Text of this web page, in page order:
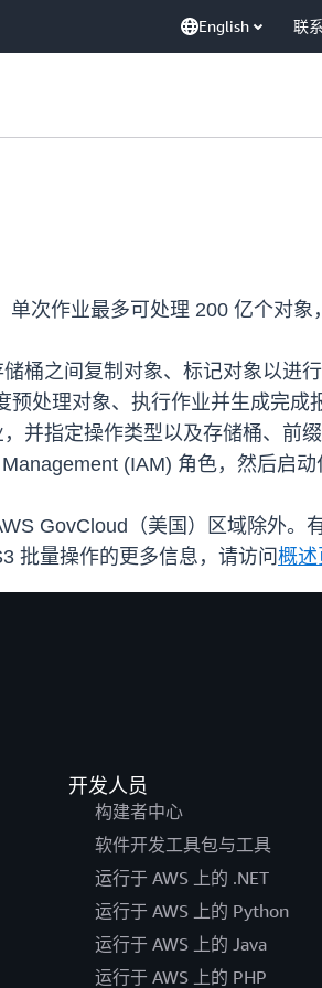
English 联
次作业最多可处理 200 亿个对象
桶之间复制对象、标记对象以进
处理对象、执行作业并生成完
并指定操作类型以及存储桶、前
(IAM) 角色，然后启动
GovCloud（美国）区域除外。
批量操作的更多信息，请访问 概述
开发人员
构建者中心
软件开发工具包与工具
运行于 AWS 上的 .NET
运行于 AWS 上的 Python
运行于 AWS 上的 Java
运行于 AWS 上的 PHP